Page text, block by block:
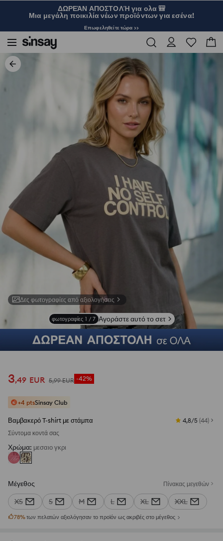
ΔΩΡΕΆΝ ΑΠΟΣΤΟΛΉ για ολα 🎒
Μια μεγάλη ποικιλία νέων προϊόντων για εσένα!
Επωφεληθείτε τώρα >>
Δες φωτογραφίες από αξιολογήσεις
φωτογραφίες 1 / 7 Αγοράστε αυτό το σετ
3,49 EUR 5,99 EUR -42%
+4 ptsSinsay Club
Βαμβακερό T-shirt με στάμπα 4,8/5 (44)
Σύντομα κοντά σας
Χρώμα: μεσαιο γκρι
Μέγεθος Πίνακας μεγεθών
XS S M L XL XXL
78%των πελατών αξιολόγησαν το προϊόν ως ακριβές στο μέγεθος